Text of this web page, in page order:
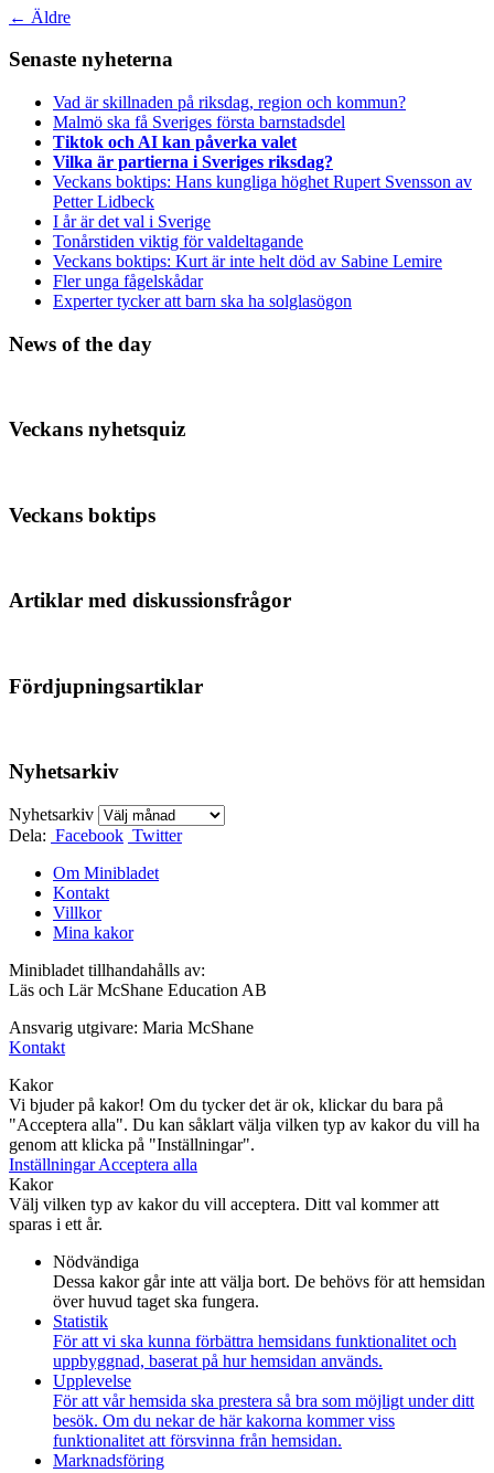
← Äldre
Senaste nyheterna
Vad är skillnaden på riksdag, region och kommun?
Malmö ska få Sveriges första barnstadsdel
Tiktok och AI kan påverka valet
Vilka är partierna i Sveriges riksdag?
Veckans boktips: Hans kungliga höghet Rupert Svensson av
Petter Lidbeck
I år är det val i Sverige
Tonårstiden viktig för valdeltagande
Veckans boktips: Kurt är inte helt död av Sabine Lemire
Fler unga fågelskådar
Experter tycker att barn ska ha solglasögon
News of the day
Veckans nyhetsquiz
Veckans boktips
Artiklar med diskussionsfrågor
Fördjupningsartiklar
Nyhetsarkiv
Nyhetsarkiv
Dela: Facebook Twitter
Om Minibladet
Kontakt
Villkor
Mina kakor
Minibladet tillhandahålls av:
Läs och Lär McShane Education AB
Ansvarig utgivare: Maria McShane
Kontakt
Kakor
Vi bjuder på kakor! Om du tycker det är ok, klickar du bara på
"Acceptera alla". Du kan såklart välja vilken typ av kakor du vill ha
genom att klicka på "Inställningar".
InställningarAcceptera alla
Kakor
Välj vilken typ av kakor du vill acceptera. Ditt val kommer att
sparas i ett år.
Nödvändiga
Dessa kakor går inte att välja bort. De behövs för att hemsidan
över huvud taget ska fungera.
Statistik
För att vi ska kunna förbättra hemsidans funktionalitet och
uppbyggnad, baserat på hur hemsidan används.
Upplevelse
För att vår hemsida ska prestera så bra som möjligt under ditt
besök. Om du nekar de här kakorna kommer viss
funktionalitet att försvinna från hemsidan.
Marknadsföring